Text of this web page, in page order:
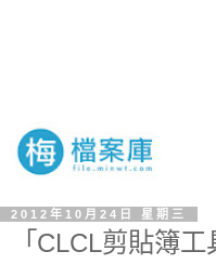
2012年10月24日 星期三
「CLCL剪貼簿